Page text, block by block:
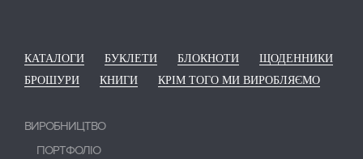
КАТАЛОГИ БУКЛЕТИ БЛОКНОТИ
ЩОДЕННИКИ
БРОШУРИ
КНИГИ КРІМ ТОГО МИ ВИРОБЛЯЄМО
ВИРОБНИЦТВО
ПОРТФОЛІО